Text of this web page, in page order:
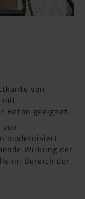
von
mit
Beton geeignet.
modernisiert
Wirkung der
im Bereich der